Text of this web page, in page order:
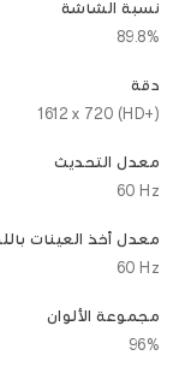
نسبة الشاشة
89.8%
دقة
‎1612 x 720 (HD+)‎
معدل التحديث
‎60 Hz‎
معدل أخذ العينات
‎60 Hz‎
مجموعة الألوان
96%